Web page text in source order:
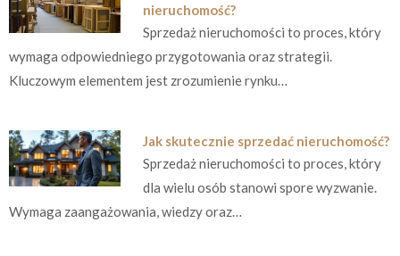
nieruchomość?
Sprzedaż nieruchomości to proces, który
wymaga odpowiedniego przygotowania oraz strategii.
Kluczowym elementem jest zrozumienie rynku…
Jak skutecznie sprzedać nieruchomość?
Sprzedaż nieruchomości to proces, który
dla wielu osób stanowi spore wyzwanie.
Wymaga zaangażowania, wiedzy oraz…